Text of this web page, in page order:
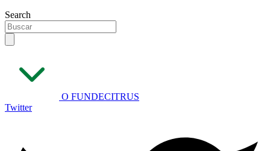
Search
O FUNDECITRUS
Twitter